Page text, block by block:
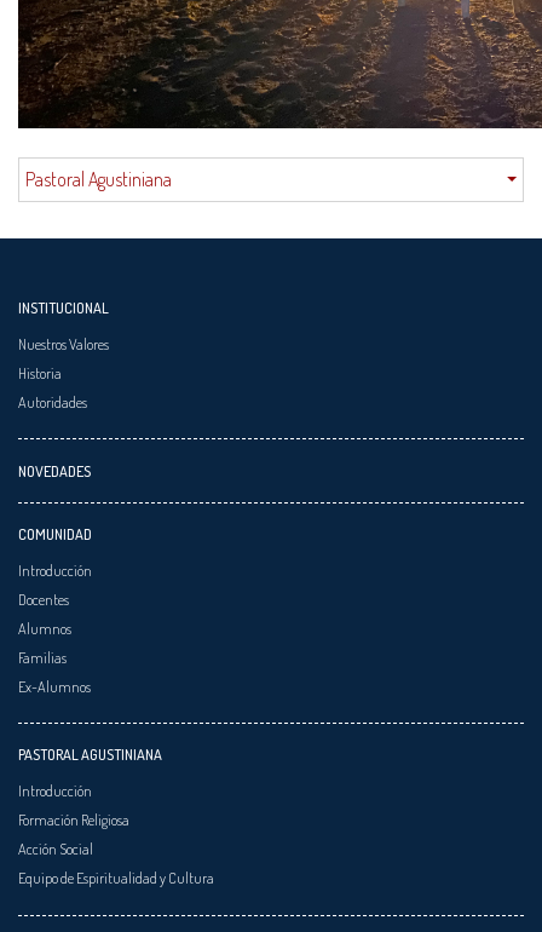
Pastoral Agustiniana
INSTITUCIONAL
Nuestros Valores
Historia
Autoridades
NOVEDADES
COMUNIDAD
Introducción
Docentes
Alumnos
Familias
Ex-Alumnos
PASTORAL AGUSTINIANA
Introducción
Formación Religiosa
Acción Social
Equipo de Espiritualidad y Cultura